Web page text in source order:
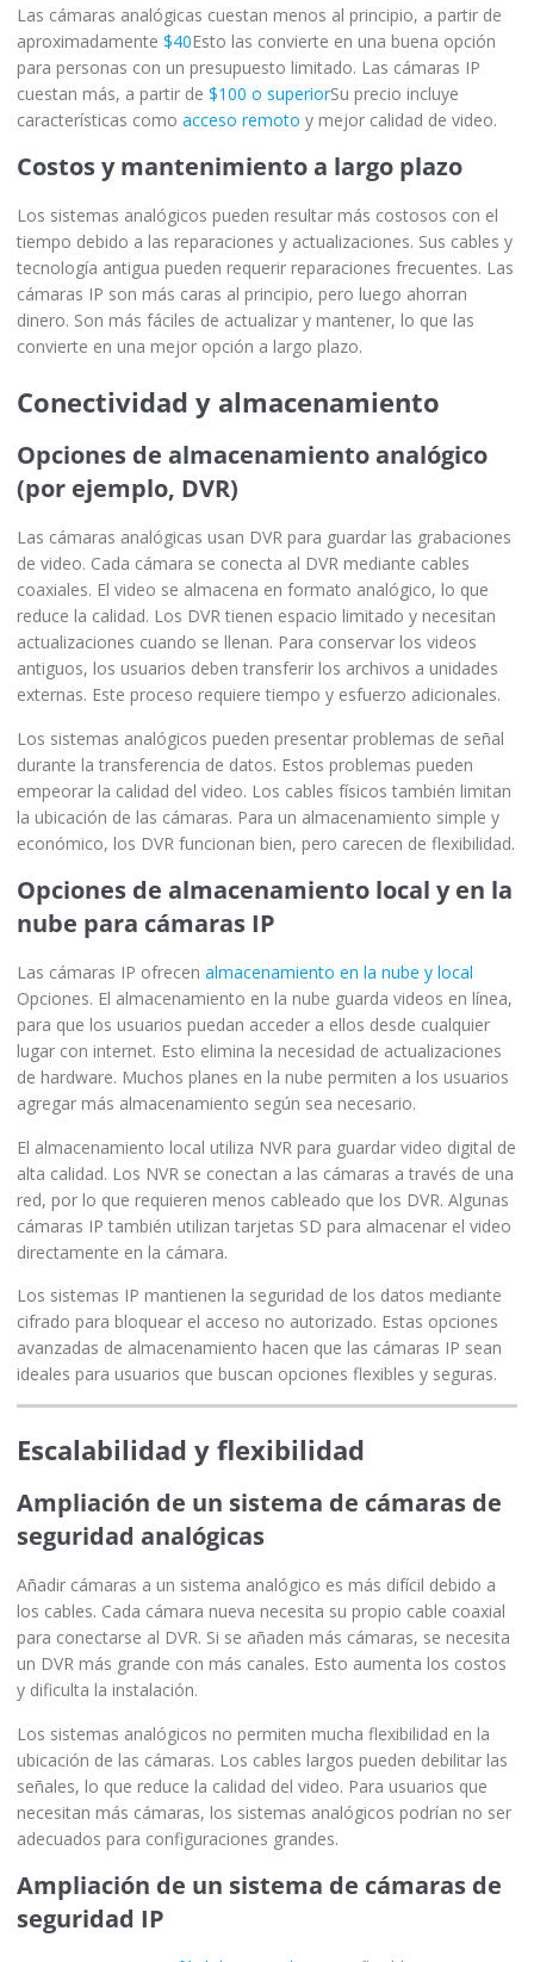
Las cámaras analógicas cuestan menos al principio, a partir de
aproximadamente $40Esto las convierte en una buena opción
para personas con un presupuesto limitado. Las cámaras IP
cuestan más, a partir de $100 o superiorSu precio incluye
características como acceso remoto y mejor calidad de video.
Costos y mantenimiento a largo plazo
Los sistemas analógicos pueden resultar más costosos con el
tiempo debido a las reparaciones y actualizaciones. Sus cables y
tecnología antigua pueden requerir reparaciones frecuentes. Las
cámaras IP son más caras al principio, pero luego ahorran
dinero. Son más fáciles de actualizar y mantener, lo que las
convierte en una mejor opción a largo plazo.
Conectividad y almacenamiento
Opciones de almacenamiento analógico
(por ejemplo, DVR)
Las cámaras analógicas usan DVR para guardar las grabaciones
de video. Cada cámara se conecta al DVR mediante cables
coaxiales. El video se almacena en formato analógico, lo que
reduce la calidad. Los DVR tienen espacio limitado y necesitan
actualizaciones cuando se llenan. Para conservar los videos
antiguos, los usuarios deben transferir los archivos a unidades
externas. Este proceso requiere tiempo y esfuerzo adicionales.
Los sistemas analógicos pueden presentar problemas de señal
durante la transferencia de datos. Estos problemas pueden
empeorar la calidad del video. Los cables físicos también limitan
la ubicación de las cámaras. Para un almacenamiento simple y
económico, los DVR funcionan bien, pero carecen de flexibilidad.
Opciones de almacenamiento local y en la
nube para cámaras IP
Las cámaras IP ofrecen almacenamiento en la nube y local
Opciones. El almacenamiento en la nube guarda videos en línea,
para que los usuarios puedan acceder a ellos desde cualquier
lugar con internet. Esto elimina la necesidad de actualizaciones
de hardware. Muchos planes en la nube permiten a los usuarios
agregar más almacenamiento según sea necesario.
El almacenamiento local utiliza NVR para guardar video digital de
alta calidad. Los NVR se conectan a las cámaras a través de una
red, por lo que requieren menos cableado que los DVR. Algunas
cámaras IP también utilizan tarjetas SD para almacenar el video
directamente en la cámara.
Los sistemas IP mantienen la seguridad de los datos mediante
cifrado para bloquear el acceso no autorizado. Estas opciones
avanzadas de almacenamiento hacen que las cámaras IP sean
ideales para usuarios que buscan opciones flexibles y seguras.
Escalabilidad y flexibilidad
Ampliación de un sistema de cámaras de
seguridad analógicas
Añadir cámaras a un sistema analógico es más difícil debido a
los cables. Cada cámara nueva necesita su propio cable coaxial
para conectarse al DVR. Si se añaden más cámaras, se necesita
un DVR más grande con más canales. Esto aumenta los costos
y dificulta la instalación.
Los sistemas analógicos no permiten mucha flexibilidad en la
ubicación de las cámaras. Los cables largos pueden debilitar las
señales, lo que reduce la calidad del video. Para usuarios que
necesitan más cámaras, los sistemas analógicos podrían no ser
adecuados para configuraciones grandes.
Ampliación de un sistema de cámaras de
seguridad IP